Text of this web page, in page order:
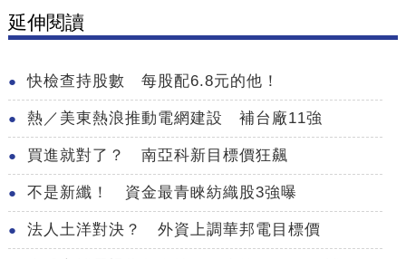
延伸閱讀
快檢查持股數 每股配6.8元的他！
熱／美東熱浪推動電網建設 補台廠11強
買進就對了？ 南亞科新目標價狂飆
不是新纖！ 資金最青睞紡織股3強曝
法人土洋對決？ 外資上調華邦電目標價